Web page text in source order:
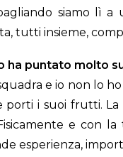
siamo
tutti insieme,
ha puntato molto
e io non lo
i suoi frutti.
e con
esperienza,